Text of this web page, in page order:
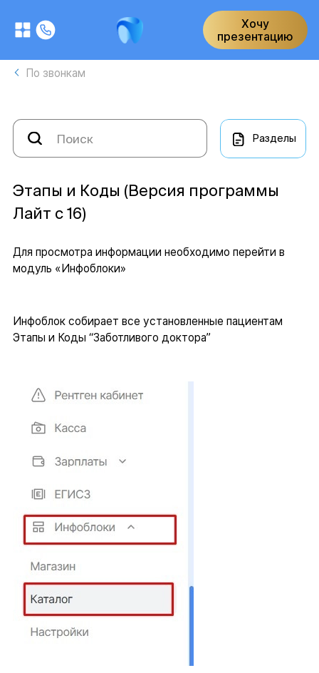
Хочу
презентацию
По звонкам
Разделы
Этапы и Коды (Версия программы
Лайт с 16)
Для просмотра информации необходимо перейти в
модуль «Инфоблоки»
Инфоблок собирает все установленные пациентам
Этапы и Коды “Заботливого доктора”